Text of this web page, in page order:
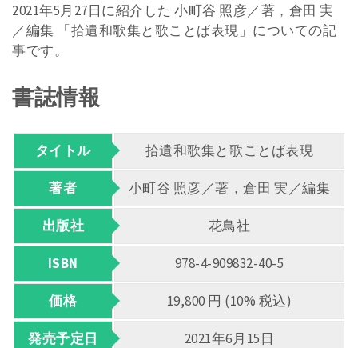
2021年5月27日に紹介した 小町谷 照彦／著，倉田 実
／編集 「拾遺和歌集と歌ことば表現」についての記
事です。
書誌情報
タイトル 拾遺和歌集と歌ことば表現
著者 小町谷 照彦／著，倉田 実／編集
出版社 花鳥社
ISBN 978-4-909832-40-5
価格 19,800 円 (10% 税込)
発売予定日 2021年6月15日